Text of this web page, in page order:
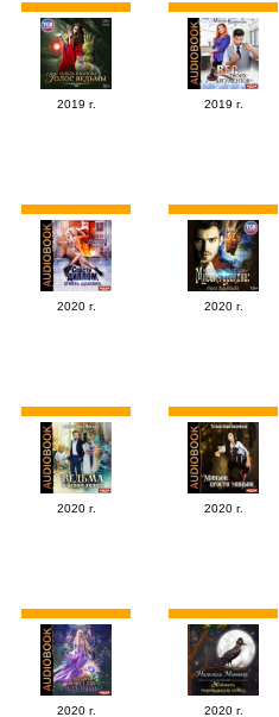
2019 г. 2019 г.
2020 г. 2020 г.
2020 г. 2020 г.
2020 г. 2020 г.